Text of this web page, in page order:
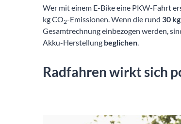
Wer mit einem E-Bike eine PKW-Fahrt
kg CO2-Emissionen. Wenn die rund 30
Gesamtrechnung einbezogen werden,
Akku-Herstellung beglichen.
Radfahren wirkt sich